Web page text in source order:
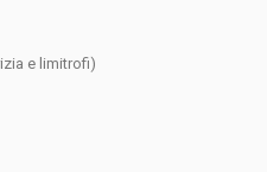
e limitrofi)